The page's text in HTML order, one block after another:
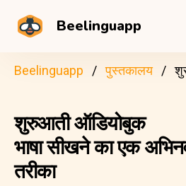
Beelinguapp
Beelinguapp पुस्तकालय
शुरुआती ऑडियोबुक
भाषा सीखने का एक
तरीका